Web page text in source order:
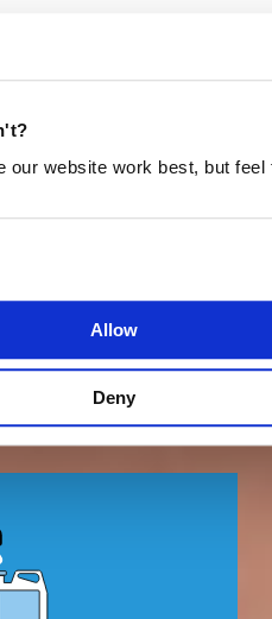
our website work best, but feel
Allow
Deny
dan je misschien